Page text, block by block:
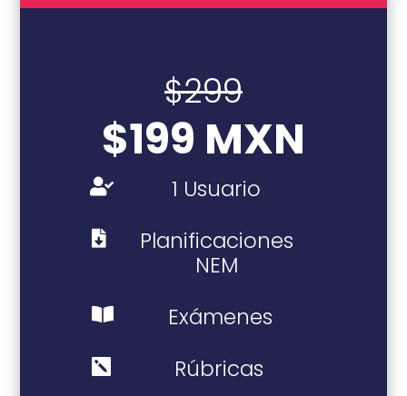
$299
$199 MXN
 1 Usuario

Planificaciones
NEM
Exámenes
 Rúbricas